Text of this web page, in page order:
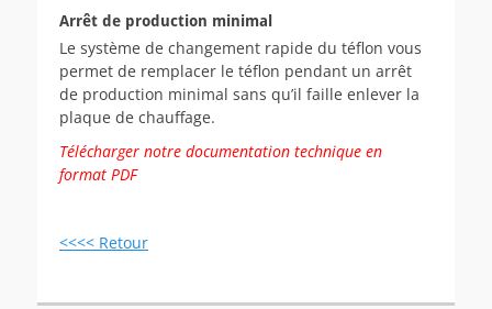
Arrêt de production minimal
Le système de changement rapide du téflon vous
permet de remplacer le téflon pendant un arrêt
de production minimal sans qu’il faille enlever la
plaque de chauffage.
Télécharger notre documentation technique en
format PDF
<<<< Retour